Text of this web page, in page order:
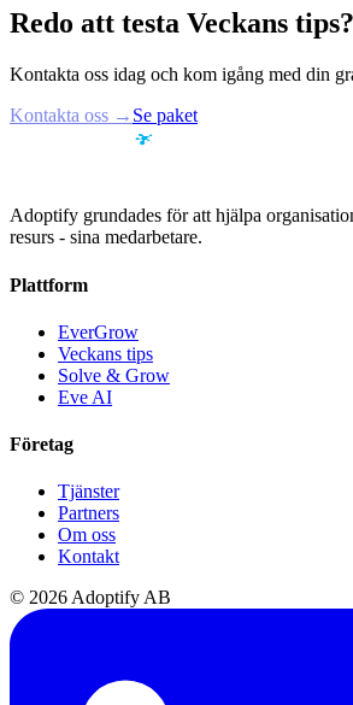
Redo att testa Veckans tips?
Kontakta oss idag och kom igång med din
Kontakta oss → Se paket
Adoptify grundades för att hjälpa
resurs - sina medarbetare.
Plattform
EverGrow
Veckans tips
Solve & Grow
Eve AI
Företag
Tjänster
Partners
Om oss
Kontakt
© 2026 Adoptify AB